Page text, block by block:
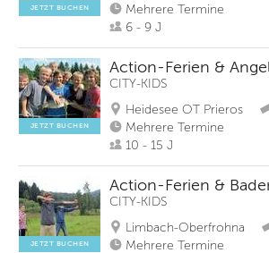
JETZT BUCHEN
Mehrere Termine
6 - 9 J
JETZT BUCHEN
Action-Ferien &
CITY-KIDS
Heidesee OT Prieros
Mehrere Termine
10 - 15 J
JETZT BUCHEN
Action-Ferien &
CITY-KIDS
Limbach-Oberfrohna
Mehrere Termine